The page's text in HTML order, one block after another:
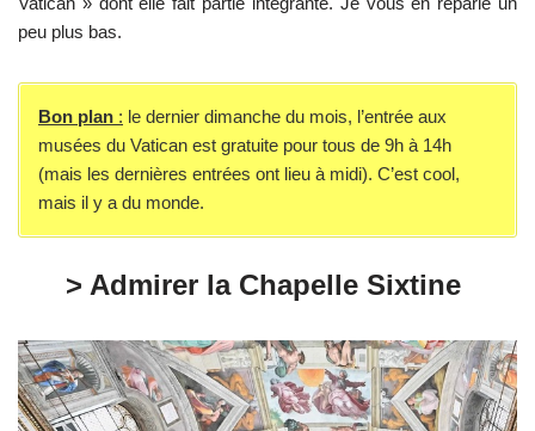
peu plus bas.
Bon plan : le dernier dimanche du mois, l’entrée aux
musées du Vatican est gratuite pour tous de 9h à 14h
(mais les dernières entrées ont lieu à midi). C’est cool,
mais il y a du monde.
> Admirer la Chapelle Sixtine